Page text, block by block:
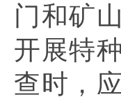
门和矿
开展特
查时，